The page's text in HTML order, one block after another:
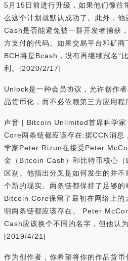
5月15日前进行升级，如果他们像往
么这个计划就默认成功了。此外，
Cash是否能避免被一群开发者捕获
方支付的代码。如果交易平台和矿商
BCH将是Bcash，没有再继续冠名“
利。[2020/2/17]
Unlock是一种会员协议，允许创作
品货币化，而不必依赖第三方应用程
声音 | Bitcoin Unlimited首席科学
Core两条链都应该存在:据CCN消
学家Peter Rizun在接受Peter
金（Bitcoin Cash）和比特币核心
区别。他指出分叉是如何发生的并
个新的现实。两条链都保持了足够
Bitcoin Core保留了最初在网络上的
明两条链都应该存在。 Peter
Cash应该换个不同的名字，但他认为
[2019/4/21]
作为创作者，你希望将你的作品货